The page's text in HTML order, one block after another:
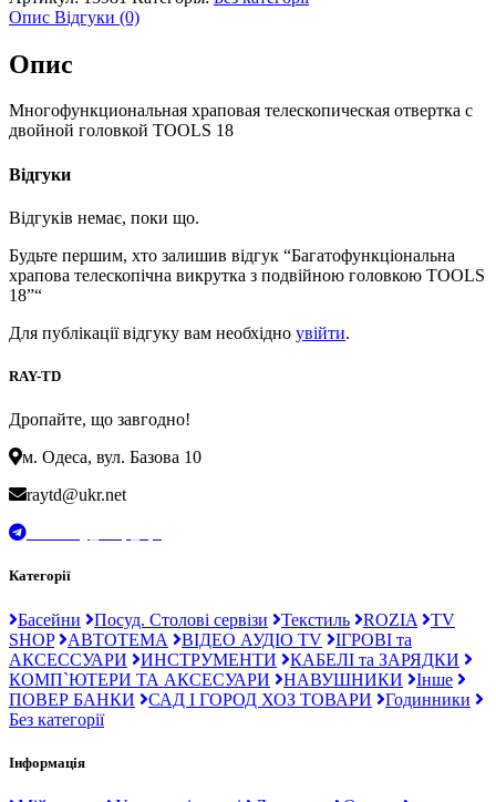
Опис Відгуки (0)
Опис
Многофункциональная храповая телескопическая отвертка с
двойной головкой TOOLS 18
Відгуки
Відгуків немає, поки що.
Будьте першим, хто залишив відгук “Багатофункціональна
храпова телескопічна викрутка з подвійною головкою TOOLS
18”“
Для публікації відгуку вам необхідно увійти.
RAY-TD
Дропайте, що завгодно!
м. Одеса, вул. Базова 10
raytd@ukr.net
Категорії
Басейни Посуд. Столові сервізи Текстиль ROZIA
TV
SHOP
АВТОТЕМА ВІДЕО АУДІО TV
ІГРОВІ та
АКСЕССУАРИ
ИНСТРУМЕНТИ
КАБЕЛІ та ЗАРЯДКИ
КОМП`ЮТЕРИ ТА АКСЕСУАРИ
НАВУШНИКИ
Інше
ПОВЕР БАНКИ
САД І ГОРОД ХОЗ ТОВАРИ
Годинники
Без категорії
Інформація